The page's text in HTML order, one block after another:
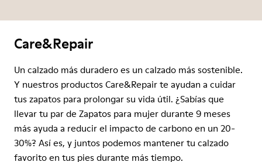
Care&Repair
Un calzado más duradero es un calzado más sostenible.
Y nuestros productos Care&Repair te ayudan a cuidar
tus zapatos para prolongar su vida útil. ¿Sabías que
llevar tu par de Zapatos para mujer durante 9 meses
más ayuda a reducir el impacto de carbono en un 20-
30%? Así es, y juntos podemos mantener tu calzado
favorito en tus pies durante más tiempo.